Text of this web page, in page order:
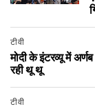
टीवी
मोदी के इंटरव्यू में
रही थू थू
टीवी